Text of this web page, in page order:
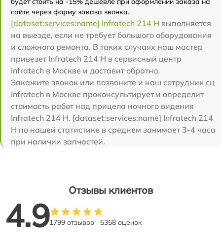
сайте через форму заказа звонка.
[dataset:services:name] Infratech 214 Н выполняется
на выезде, если не требует большого оборудования
и сложного ремонта. В таких случаях наш мастер
привезет Infratech 214 Н в сервисный центр
Infratech в Москве и доставит обратно.
Закажите звонок или позвоните и наш сотрудник сц
Infratech в Москве проконсультирует и определит
стоимость работ над прицела ночного видения
Infratech 214 Н. [dataset:services:name] Infratech 214
Н по нашей статистике в среднем занимает 3-4 часа
при наличии запчастей.
Отзывы клиентов
4.91799 отзывов 5358 оценок